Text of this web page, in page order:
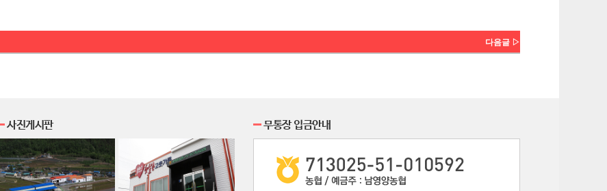
다음글 ▷
사진게시판 무통장 입금안내